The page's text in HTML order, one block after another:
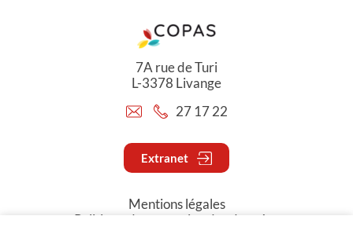
7A rue de Turi
L-3378 Livange
27 17 22
Extranet
Mentions légales
Politique de protection des données